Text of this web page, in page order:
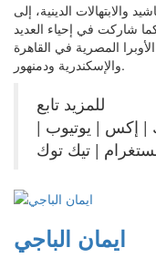
والابتهالات الدينية، إلى
شاركت في إحياء العديد
المصرية في القاهرة
والإسكندرية ودمنهور.
للمزيد تابع
| إكس | يوتيوب |
| تيك توك
ايمان الباجي